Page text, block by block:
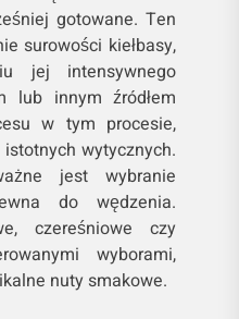
gotowane. Ten
surowości kiełbasy,
jej intensywnego
lub innym źródłem
w tym procesie,
wytycznych.
jest wybranie
do wędzenia.
czereśniowe czy
wyborami,
nuty smakowe.